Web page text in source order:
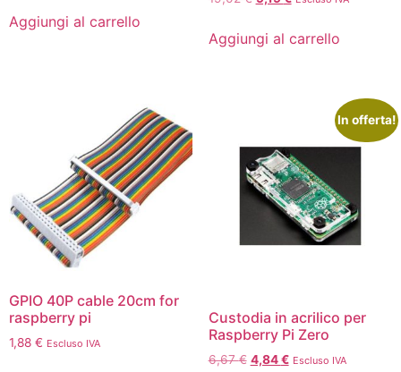
Aggiungi al carrello
Aggiungi al carrello
GPIO 40P cable 20cm for
raspberry pi
1,88 € Escluso IVA
In offerta!
Custodia in acrilico per
Raspberry Pi Zero
6,67€ 4,84€ Escluso IVA